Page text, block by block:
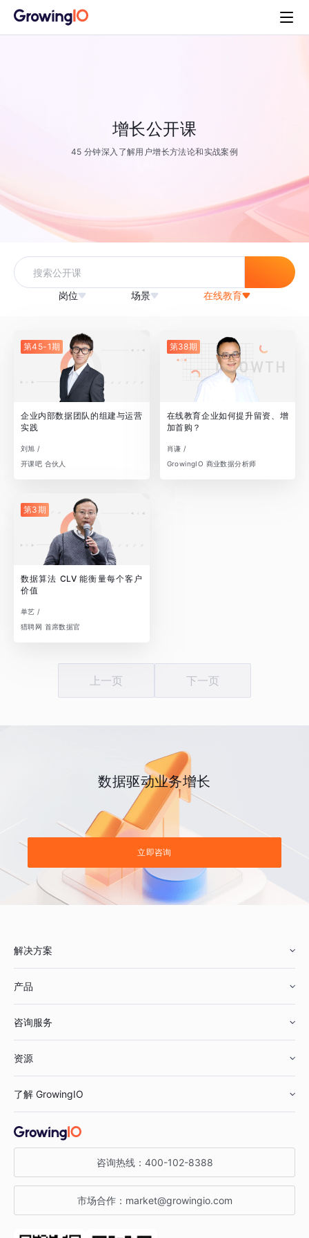
增长公开课
45 分钟深入了解用户增长方法论和实战案例
岗位 场景 在线教育
第45-1期
企业内部数据团队的组建与运营
实践
刘旭 /
开课吧 合伙人
第38期
在线教育企业如何提升留资、增
加首购？
肖谦 /
GrowingIO 商业数据分析师
第3期
数据算法 CLV 能衡量每个客户
价值
单艺 /
猎聘网 首席数据官
上一页 下一页
数据驱动业务增长
立即咨询
解决方案
鞋服行业
汽车行业
金融行业
产品
智能运营
获客分析
咨询服务
资源
增长公开课
增长博客
了解 GrowingIO
关于 GrowingIO
增长大会
咨询热线： 400-102-8388
市场合作： market@growingio.com